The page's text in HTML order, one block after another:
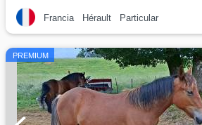
Francia Hérault Particular
PREMIUM